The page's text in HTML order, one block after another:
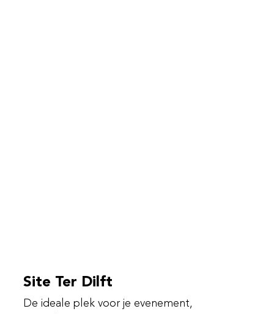
Site Ter Dilft
De ideale plek voor je evenement,